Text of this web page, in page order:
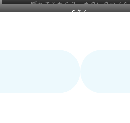
隠れてるから？ カクレクマノミ
Sさん